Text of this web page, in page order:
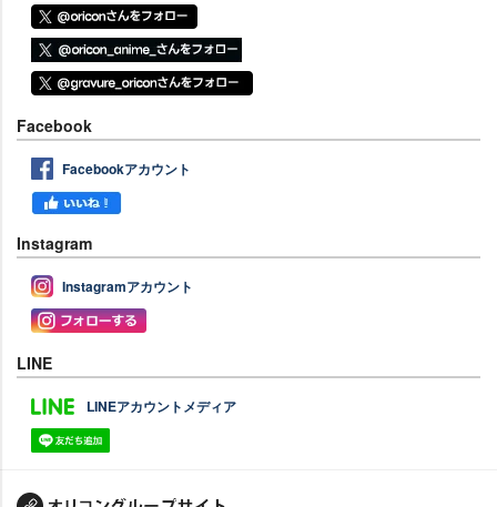
Facebook
Facebookアカウント
Instagram
Instagramアカウント
LINE
LINEアカウントメディア